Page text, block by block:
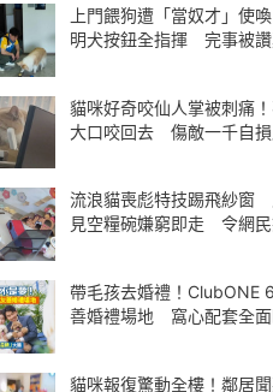
上門餵狗遭「當奴才」使
明犬按鈕全指揮 完事被
貓咪好奇咬仙人掌被刺痛
大口咬回去 傷敵一千自
流浪貓喪彪特技踢飛紗窗
見空糧碗嫌窮即走 令網
帶毛孩去婚禮！ClubONE
善婚禮場地 窩心配套全
貓咪報復驚動全樓！鄰居